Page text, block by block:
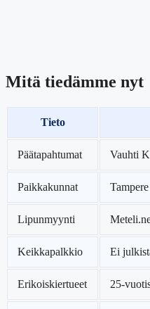
Mitä tiedämme nyt
Tieto
Päätapahtumat Vauhti
Paikkakunnat
Lipunmyynti
Keikkapalkkio Ei
Erikoiskiertueet 25-